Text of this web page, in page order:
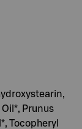
Prunus
Tocopheryl